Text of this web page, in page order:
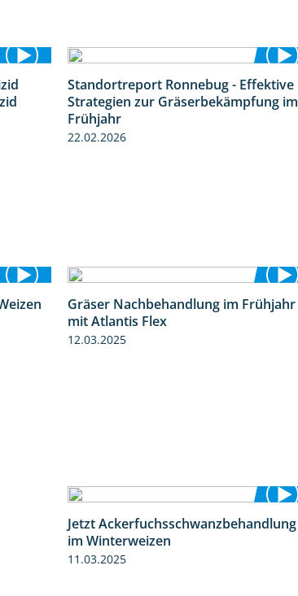
1:32 4:32
Standortreport Ronnebug - Effektive
Strategien zur Gräserbekämpfung im
Frühjahr
22.02.2026
2:39 1:33
Gräser Nachbehandlung im Frühjahr
mit Atlantis Flex
12.03.2025
1:10
Jetzt Ackerfuchsschwanzbehandlung
im Winterweizen
11.03.2025